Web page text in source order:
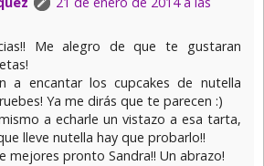
Me alegro de que te gustaran
a encantar los cupcakes de nutella
Ya me dirás que te parecen :)
a echarle un vistazo a esa tarta,
lleve nutella hay que probarlo!!
mejores pronto Sandra!! Un abrazo!